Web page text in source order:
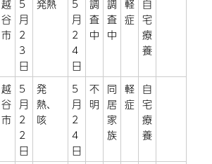
越
谷
市
5
月
2
3
日
発熱
5
月
2
4
日
調
査
中
調
査
中
軽
症
自
宅
療
養
越
谷
市
5
月
2
2
日
発
熱、
咳
5
月
2
4
日
不
明
同
居
家
族
軽
症
自
宅
療
養